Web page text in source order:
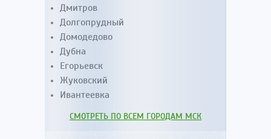
Дмитров
Долгопрудный
Домодедово
Дубна
Егорьевск
Жуковский
Ивантеевка
СМОТРЕТЬ ПО ВСЕМ ГОРОДАМ МСК